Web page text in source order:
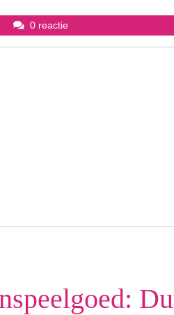
0 reactie